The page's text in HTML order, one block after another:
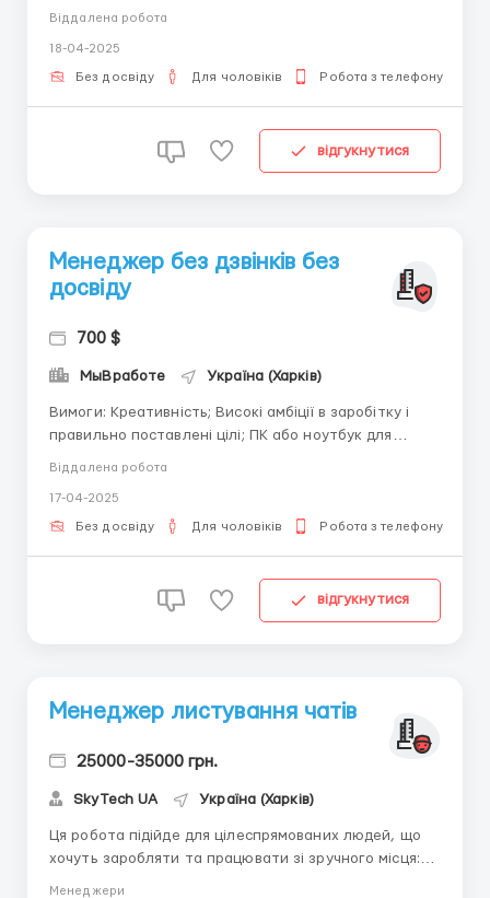
роботи та Інтернет (планшети та смартфони для
роботи:Працюємо віддалено;Є можливість вибору
графіку роботи.Пиши одразу у Telegram ...
Віддалена робота
18-04-2025
Без досвіду Для чоловіків Робота з телефону
відгукнутися
Менеджер без дзвінків без
досвіду
700 $
МыВработе Україна (Харків)
Вимоги: Креативність; Високі амбіції в заробітку і
правильно поставлені цілі; ПК або ноутбук для
роботи та Інтернет (планшети і смартфони для
роботи: Працюємо віддалено Є можливість вибору
графіка роботи. Пиши відразу в Telegram ...
Віддалена робота
17-04-2025
Без досвіду Для чоловіків Робота з телефону
відгукнутися
Менеджер листування чатів
25000-35000 грн.
SkyTech UA Україна (Харків)
Ця робота підійде для цілеспрямованих людей, що
хочуть заробляти та працювати зі зручного місця:
Менеджери